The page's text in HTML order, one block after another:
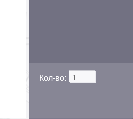
Кол-во: